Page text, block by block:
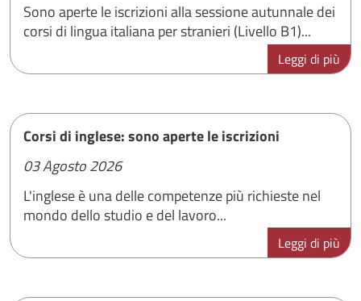
Sono aperte le iscrizioni alla sessione autunnale dei
corsi di lingua italiana per stranieri (Livello B1)...
Leggi di più
Corsi di inglese: sono aperte le iscrizioni
03 Agosto 2026
L'inglese è una delle competenze più richieste nel
mondo dello studio e del lavoro...
Leggi di più